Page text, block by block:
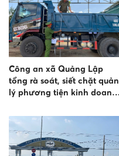
Công an xã Quảng Lập
tổng rà soát, siết chặt quản
lý phương tiện kinh doanh